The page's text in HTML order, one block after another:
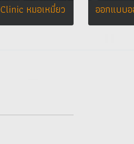
Clinic หมอเหมี่ยว